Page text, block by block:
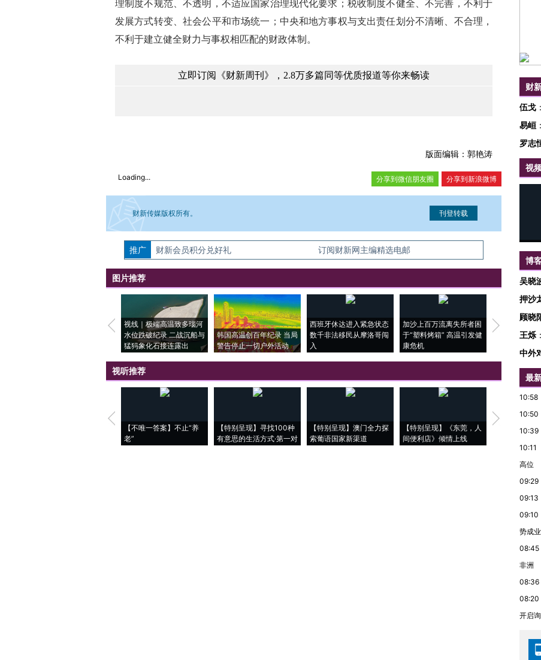
理制度不规范、不透明，不适应国家治理现代化要求；税收制度不健全、不完善，不利于
发展方式转变、社会公平和市场统一；中央和地方事权与支出责任划分不清晰、不合理，
不利于建立健全财力与事权相匹配的财政体制。
立即订阅《财新周刊》，2.8万多篇同等优质报道等你来畅读
版面编辑：郭艳涛
Loading... 分享到新浪微博
分享到微信朋友圈
财新传媒版权所有。
如需刊登转载请点击右侧按钮，提交相关信息。经确认即可刊登转载。
推广 财新会员积分兑好礼 订阅财新网主编精选电邮
图片推荐
视线｜极端高温致多瑙河
水位跌破纪录 二战沉船与
猛犸象化石接连露出
韩国高温创百年纪录 当局
警告停止一切户外活动
西班牙休达进入紧急状态
数千非法移民从摩洛哥闯
入
加沙上百万流离失所者困
于“塑料烤箱” 高温引发健
康危机
马航飞行员跨
粒摇头丸 尿
视听推荐
【不唯一答案】不止“养
老”
【特别呈现】寻找100种
有意思的生活方式·第一对
【特别呈现】澳门全力探
索葡语国家新渠道
【特别呈现】《东莞，人
间便利店》倾情上线
【推广】走进
会，让数智
财
伍戈
易峘
罗志
视
博
吴晓
押沙
顾晓
王烁 ：
中外
最
10:58
10:50
10:39
10:11
高位
09:29
09:13
09:10
势成
08:45
非洲
08:36
08:20
开启